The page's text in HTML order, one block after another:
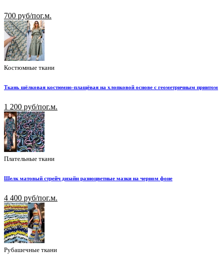
700 руб/пог.м.
Костюмные ткани
Ткань шёлковая костюмно-плащёвая на хлопковой основе с геометричным принтом
1 200 руб/пог.м.
Плательные ткани
Шелк матовый стрейч дизайн разноцветные мазки на черном фоне
4 400 руб/пог.м.
Рубашечные ткани